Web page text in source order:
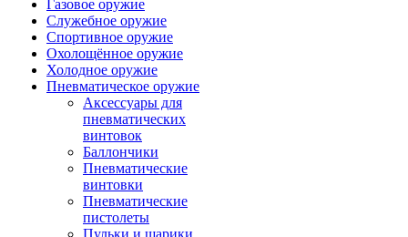
Газовое оружие
Служебное оружие
Спортивное оружие
Охолощённое оружие
Холодное оружие
Пневматическое оружие
Аксессуары для
пневматических
винтовок
Баллончики
Пневматические
винтовки
Пневматические
пистолеты
Пульки и шарики